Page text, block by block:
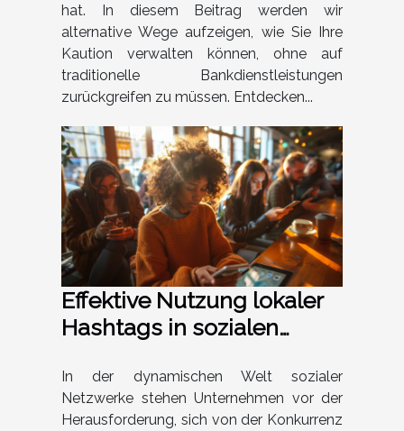
hat. In diesem Beitrag werden wir
alternative Wege aufzeigen, wie Sie Ihre
Kaution verwalten können, ohne auf
traditionelle Bankdienstleistungen
zurückgreifen zu müssen. Entdecken...
Effektive Nutzung lokaler
Hashtags in sozialen
Unternehmen
In der dynamischen Welt sozialer
Netzwerke stehen Unternehmen vor der
Herausforderung, sich von der Konkurrenz